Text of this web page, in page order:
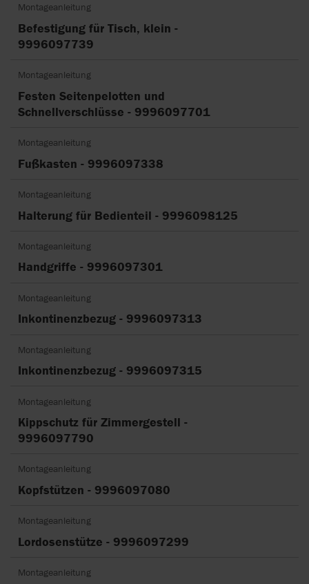
Montageanleitung
Befestigung für Tisch, klein -
9996097739
Montageanleitung
Festen Seitenpelotten und
Schnellverschlüsse - 9996097701
Montageanleitung
Fußkasten - 9996097338
Montageanleitung
Halterung für Bedienteil - 9996098125
Montageanleitung
Handgriffe - 9996097301
Montageanleitung
Inkontinenzbezug - 9996097313
Montageanleitung
Inkontinenzbezug - 9996097315
Montageanleitung
Kippschutz für Zimmergestell -
9996097790
Montageanleitung
Kopfstützen - 9996097080
Montageanleitung
Lordosenstütze - 9996097299
Montageanleitung